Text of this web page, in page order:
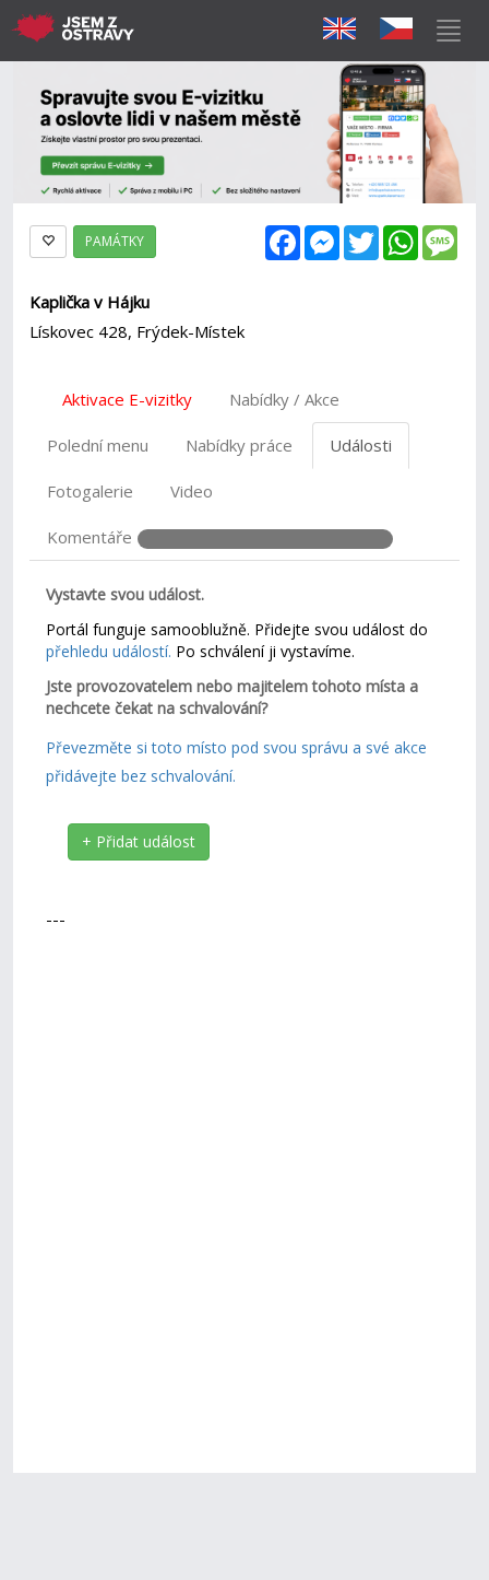
FacebookMessenger
Twitter
PAMÁTKY
Kaplička v Hájku
Lískovec 428, Frýdek-Místek
Aktivace E-vizitky Nabídky / Akce
Polední menu Nabídky práce Události
Fotogalerie Video
Komentáře
Vystavte svou událost.
Portál funguje samooblužně. Přidejte svou událost do
přehledu událostí. Po schválení ji vystavíme.
Jste provozovatelem nebo majitelem tohoto místa a
nechcete čekat na schvalování?
Převezměte si toto místo pod svou správu a své akce
přidávejte bez schvalování.
+ Přidat událost
---